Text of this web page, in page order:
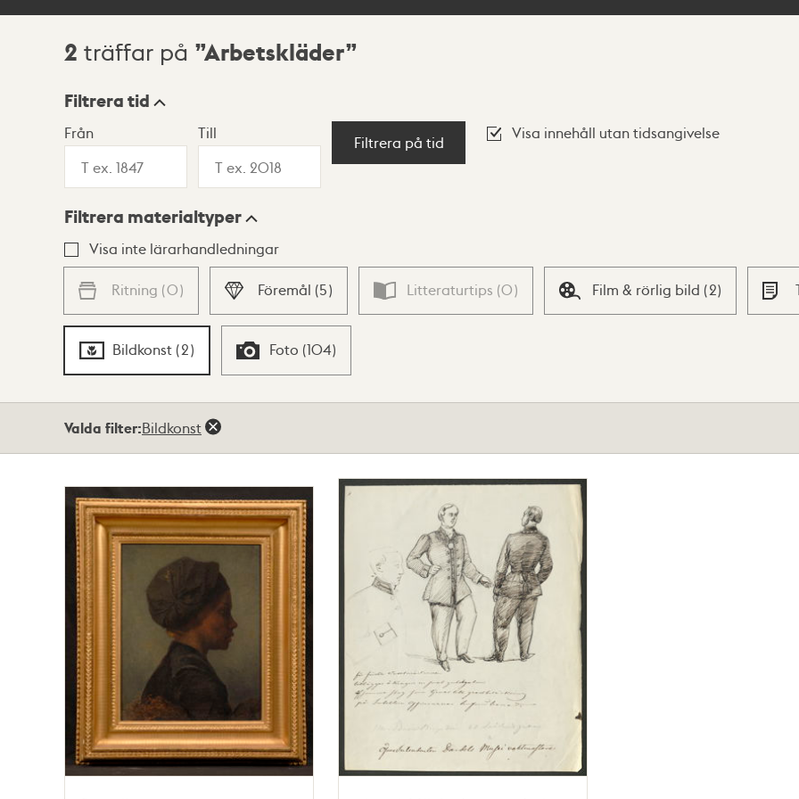
Sökresultat
2 träffar på Arbetskläder
Visningsläge
Lista Karta
Filtrera tid
Från Till
Filtrera på tid
Visa innehåll utan tidsangivelse
Filtrera materialtyper
Visa inte lärarhandledningar
Ritning (0) Föremål (5) Litteraturtips (0) Film & rörlig bild (2)
Bildkonst (2) Foto (104)
Valda filter:Bildkonst